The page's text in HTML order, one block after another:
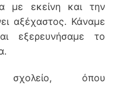
με εκείνη και την
αξέχαστος. Κάναμε
εξερευνήσαμε το
όπου